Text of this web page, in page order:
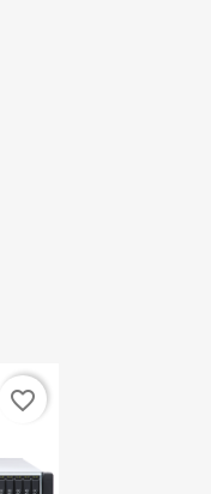
favorite_border